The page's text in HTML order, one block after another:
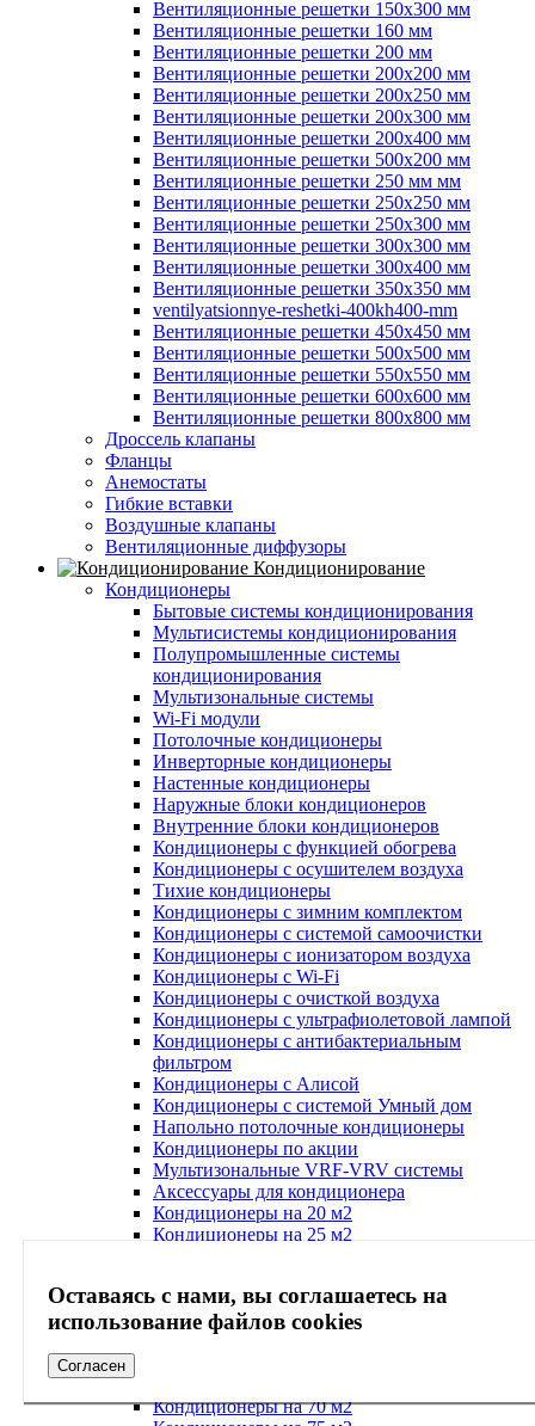
Оставаясь с нами, вы соглашаетесь на
использование файлов cookies
Согласен
Вентиляционные решетки 150х300 мм
Вентиляционные решетки 160 мм
Вентиляционные решетки 200 мм
Вентиляционные решетки 200х200 мм
Вентиляционные решетки 200х250 мм
Вентиляционные решетки 200х300 мм
Вентиляционные решетки 200х400 мм
Вентиляционные решетки 500х200 мм
Вентиляционные решетки 250 мм мм
Вентиляционные решетки 250х250 мм
Вентиляционные решетки 250х300 мм
Вентиляционные решетки 300х300 мм
Вентиляционные решетки 300х400 мм
Вентиляционные решетки 350х350 мм
ventilyatsionnye-reshetki-400kh400-mm
Вентиляционные решетки 450х450 мм
Вентиляционные решетки 500х500 мм
Вентиляционные решетки 550х550 мм
Вентиляционные решетки 600х600 мм
Вентиляционные решетки 800х800 мм
Дроссель клапаны
Фланцы
Анемостаты
Гибкие вставки
Воздушные клапаны
Вентиляционные диффузоры
Кондиционирование
Кондиционеры
Бытовые системы кондиционирования
Мультисистемы кондиционирования
Полупромышленные системы
кондиционирования
Мультизональные системы
Wi-Fi модули
Потолочные кондиционеры
Инверторные кондиционеры
Настенные кондиционеры
Наружные блоки кондиционеров
Внутренние блоки кондиционеров
Кондиционеры с функцией обогрева
Кондиционеры с осушителем воздуха
Тихие кондиционеры
Кондиционеры с зимним комплектом
Кондиционеры с системой самоочистки
Кондиционеры с ионизатором воздуха
Кондиционеры с Wi-Fi
Кондиционеры с очисткой воздуха
Кондиционеры с ультрафиолетовой лампой
Кондиционеры с антибактериальным
фильтром
Кондиционеры с Алисой
Кондиционеры с системой Умный дом
Напольно потолочные кондиционеры
Кондиционеры по акции
Мультизональные VRF-VRV системы
Аксессуары для кондиционера
Кондиционеры на 20 м2
Кондиционеры на 25 м2
Кондиционеры на 45 м2
Кондиционеры на 50 м2
Кондиционеры на 70 м2